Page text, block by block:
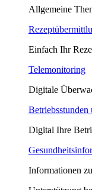
Allgemeine
Einfach Ihr
Telemonitoring
Digitale
Betriebsstunden
Digital Ihre
Informationen